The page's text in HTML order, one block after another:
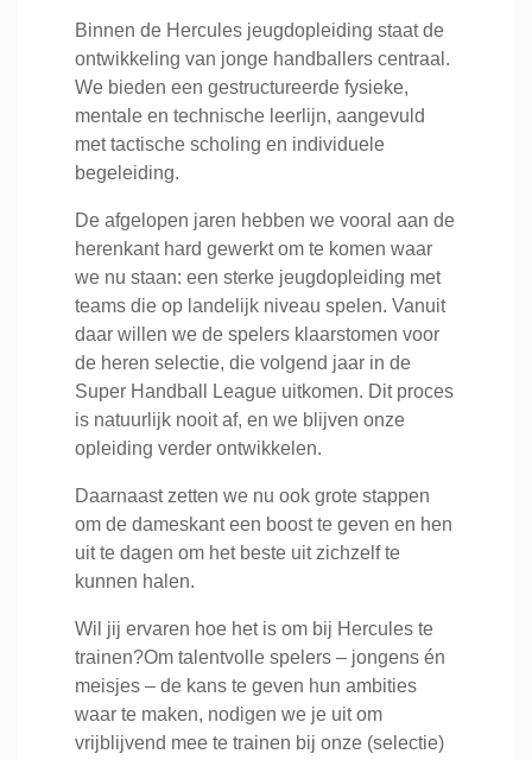
Binnen de Hercules jeugdopleiding staat de
ontwikkeling van jonge handballers centraal.
We bieden een gestructureerde fysieke,
mentale en technische leerlijn, aangevuld
met tactische scholing en individuele
begeleiding.
De afgelopen jaren hebben we vooral aan de
herenkant hard gewerkt om te komen waar
we nu staan: een sterke jeugdopleiding met
teams die op landelijk niveau spelen. Vanuit
daar willen we de spelers klaarstomen voor
de heren selectie, die volgend jaar in de
Super Handball League uitkomen. Dit proces
is natuurlijk nooit af, en we blijven onze
opleiding verder ontwikkelen.
Daarnaast zetten we nu ook grote stappen
om de dameskant een boost te geven en hen
uit te dagen om het beste uit zichzelf te
kunnen halen.
Wil jij ervaren hoe het is om bij Hercules te
trainen?Om talentvolle spelers – jongens én
meisjes – de kans te geven hun ambities
waar te maken, nodigen we je uit om
vrijblijvend mee te trainen bij onze (selectie)